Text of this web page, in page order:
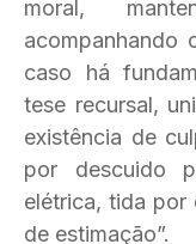
moral,
acompanhando
caso há
tese recursal,
existência de
por descuido
elétrica, tida por
de estimação”.